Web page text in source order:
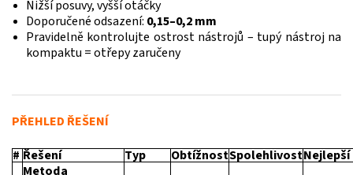
Nižší posuvy, vyšší otáčky
Doporučené odsazení: 0,15–0,2 mm
Pravidelně kontrolujte ostrost nástrojů – tupý nástroj na
kompaktu = otřepy zaručeny
PŘEHLED ŘEŠENÍ
# Řešení Typ ObtížnostSpolehlivost
Metoda